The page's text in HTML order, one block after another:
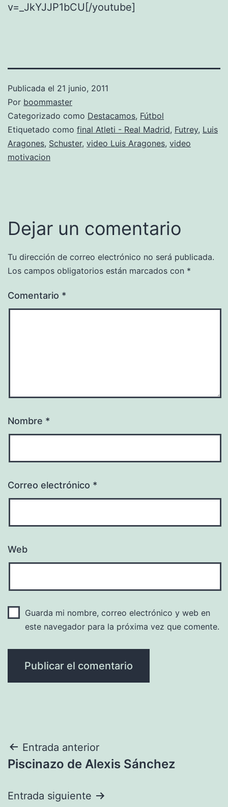
v=_JkYJJP1bCU[/youtube]
Publicada el 21 junio, 2011
Por boommaster
Categorizado como Destacamos, Fútbol
Etiquetado como final Atleti - Real Madrid, Futrey, Luis
Aragones, Schuster, video Luis Aragones, video
motivacion
Dejar un comentario
Tu dirección de correo electrónico no será publicada.
Los campos obligatorios están marcados con *
Comentario *
Nombre *
Correo electrónico *
Web
Guarda mi nombre, correo electrónico y web en
este navegador para la próxima vez que comente.
Navegación
de
entradas
Entrada anterior
Piscinazo de Alexis Sánchez
Entrada siguiente